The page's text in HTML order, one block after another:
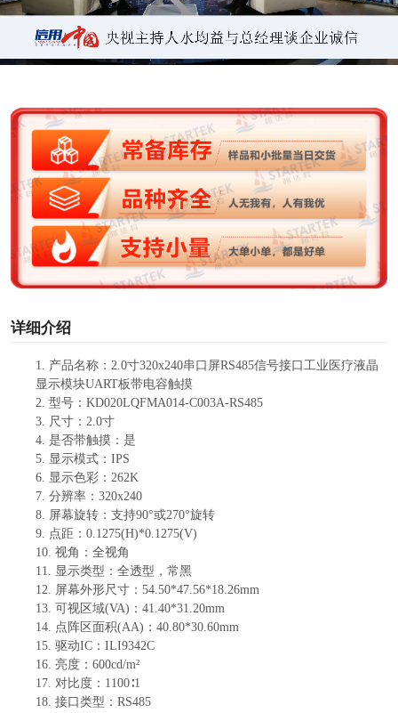
l
a
V
i
d
e
o
详细介绍
1. 产品名称： 2.0寸320x240串口屏RS485信号接口 工业医疗液晶
显示模块UART板带电容触摸
2. 型号： KD020LQFMA014-C003A-RS485
3. 尺寸： 2.0寸
4. 是否带触摸： 是
5. 显示模式： IPS
6. 显示色彩： 262K
7. 分辨率： 320x240
8. 屏幕旋转：支持90°或270°旋转
9. 点距： 0.1275(H)*0.1275(V)
10. 视角：全视角
11. 显示类型：全透型，常黑
12. 屏幕外形尺寸： 54.50*47.56*18.26mm
13. 可视区域(VA) ： 41.40*31.20mm
14. 点阵区面积(AA) ： 40.80*30.60mm
15. 驱动IC： ILI9342C
16. 亮度： 600cd/m²
17. 对比度： 1100∶1
18. 接口类型 ： RS485